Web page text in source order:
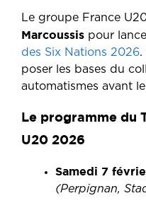
Le groupe France
Marcoussis pour
des Six Nations 2026.
poser les bases du
automatismes avant
Le programme du
U20 2026
Samedi 7
(Perpignan,